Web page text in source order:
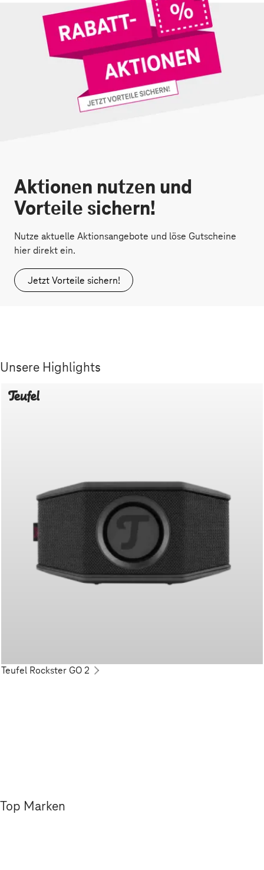
Aktionen nutzen und
Vorteile sichern!
Nutze aktuelle Aktionsangebote und löse Gutscheine
hier direkt ein.
Jetzt Vorteile sichern!
Unsere Highlights
Teufel Rockster GO 2
Top Marken